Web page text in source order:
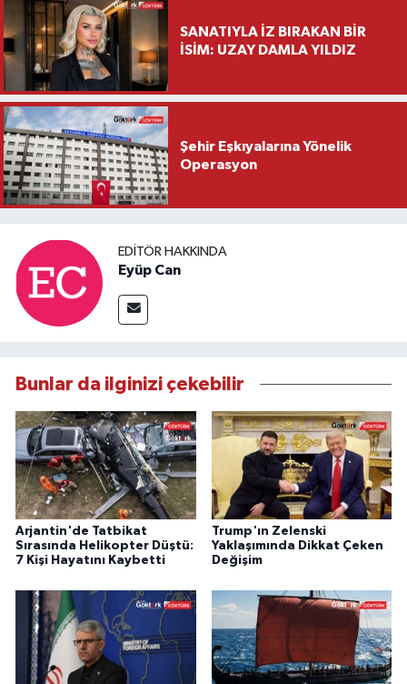
SANATIYLA İZ BIRAKAN BİR
İSİM: UZAY DAMLA YILDIZ
Şehir Eşkıyalarına Yönelik
Operasyon
EDITÖR HAKKINDA
Eyüp Can
Bunlar da ilginizi çekebilir
Arjantin'de Tatbikat
Sırasında Helikopter Düştü:
7 Kişi Hayatını Kaybetti
Trump'ın Zelenski
Yaklaşımında Dikkat Çeken
Değişim